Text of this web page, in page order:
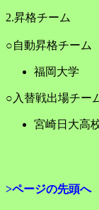
2.昇格チーム
○自動昇格チーム
福岡大学
○入替戦出場チー
宮崎日大高
>ページの先頭へ